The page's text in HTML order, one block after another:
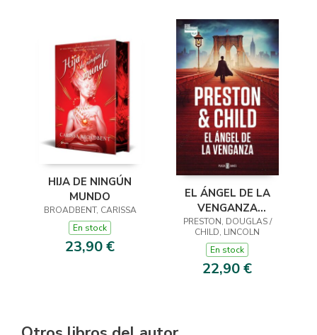
HIJA DE NINGÚN
MUNDO
BROADBENT, CARISSA
En stock
23,90 €
EL ÁNGEL DE LA
VENGANZA
(INSPECTOR
PENDERGAST 22)
PRESTON, DOUGLAS /
CHILD, LINCOLN
En stock
22,90 €